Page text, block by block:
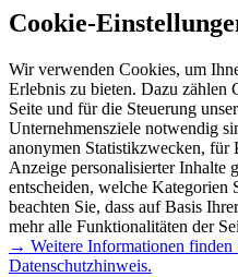
Cookie-
Wir verwenden Cookies, um
Erlebnis zu bieten. Dazu zählen
Seite und für die Steuerung
Unternehmensziele notwendig
anonymen Statistikzwecken,
Anzeige personalisierter Inhalte
entscheiden, welche Kategorien
beachten Sie, dass auf Basis
mehr alle Funktionalitäten der
→ Weitere Informationen finden
Datenschutzhinweis.